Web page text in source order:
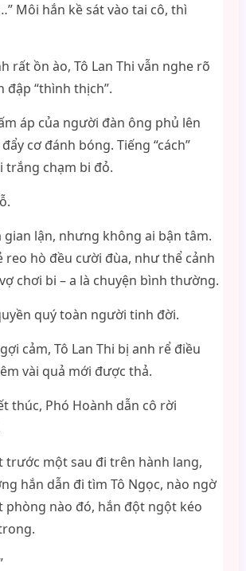
Môi hắn kề sát vào tai cô, thì
rất ồn ào, Tô Lan Thi vẫn nghe rõ
“thình thịch”.
áp của người đàn ông phủ lên
cơ đánh bóng. Tiếng “cách”
trắng chạm bi đỏ.
lận, nhưng không ai bận tâm.
reo hò đều cười đùa, như thể cảnh
chơi bi – a là chuyện bình thường.
quý toàn người tinh đời.
cảm, Tô Lan Thi bị anh rể điều
vài quả mới được thả.
thúc, Phó Hoành dẫn cô rời
trước một sau đi trên hành lang,
hắn dẫn đi tìm Tô Ngọc, nào ngờ
phòng nào đó, hắn đột ngột kéo